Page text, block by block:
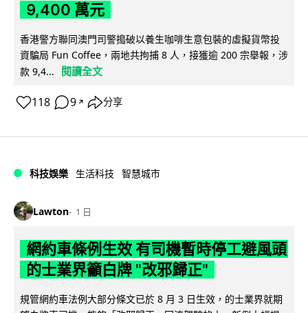
9,400 萬元
香港警方聯同澳門司警搗破以養生咖啡生意包裝的虛擬貨幣投
資騙局 Fun Coffee，兩地共拘捕 8 人，接獲逾 200 宗舉報，涉
款 9,4...
閱讀全文
118 9 ↗ 分享
科技娛樂 生活科技 智慧城市
Lawton 1 日
網約車條例生效 有司機暫時停工避風頭
的士業界籲白牌 "改邪歸正"
規管網約車法例大部分條文已於 8 月 3 日生效，的士業界就期